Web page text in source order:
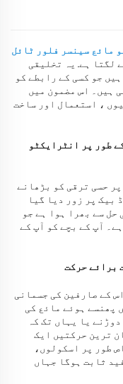
مائع سینسر فلور ٹائل
لگتا ہے. یہ تخلیقی
جو کسی کے رابطے کو
ہیں۔ اس مضمون میں
، استعمال اور ساخت
طور پر انٹرایکٹو
حسی ترقی کو بڑھانے
بیک پر زور دیا گیا
سے بھرا ہوا ہے جو
آپ کے بچے کو آپ کے
برائے حرکت
کے صارفین کی جسمانی
پھنسے ہوئے مائع کی
یا یہاں تک کہ
ترین حرکتیں ایک
طور پر اسکولوں،
ثابت ہوگا جہاں